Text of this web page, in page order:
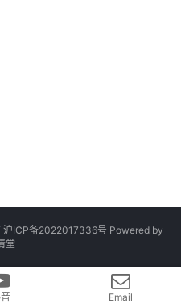
沪ICP备2022017336号 Powered by
堂
Email